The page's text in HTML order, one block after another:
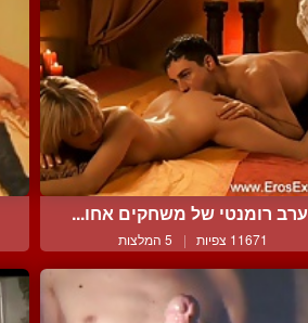
ערב רומנטי של משחקים אחו...
11671 צפיות | 5 המלצות